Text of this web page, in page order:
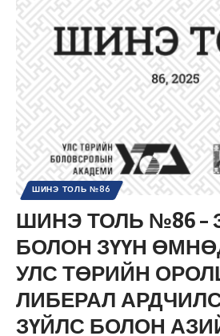
ШИНЭ ТОЛЬ №86
ШИНЭ ТОЛЬ №86 –
БОЛОН ЗҮҮН
УЛС ТӨРИЙН
ЛИБЕРАЛ
ЗҮЙЛС БОЛОН